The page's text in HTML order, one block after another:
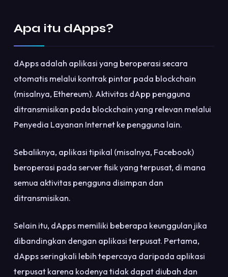
Apa itu dApps?
dApps adalah aplikasi yang beroperasi secara
otomatis melalui kontrak pintar pada blockchain
(misalnya, Ethereum). Aktivitas dApp pengguna
ditransmisikan pada blockchain yang relevan melalui
Penyedia Layanan Internet ke pengguna lain.
Sebaliknya, aplikasi tipikal (misalnya, Facebook)
beroperasi pada server fisik yang terpusat, di mana
semua aktivitas pengguna disimpan dan
ditransmisikan.
Selain itu, dApps memiliki beberapa keunggulan jika
dibandingkan dengan aplikasi terpusat. Pertama,
dApps seringkali lebih tepercaya daripada aplikasi
terpusat karena kodenya tidak dapat diubah dan